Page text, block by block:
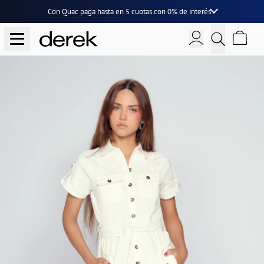
Con Quac paga hasta en 5 cuotascon0% de interés